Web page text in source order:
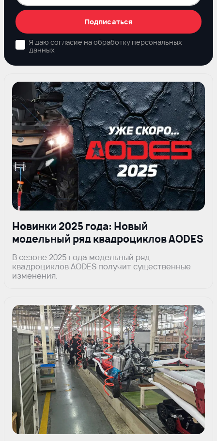
Подписаться
Я даю согласие на обработку персональных
данных
Новинки 2025 года: Новый
модельный ряд квадроциклов AODES
В сезоне 2025 года модельный ряд
квадроциклов AODES получит существенные
изменения.